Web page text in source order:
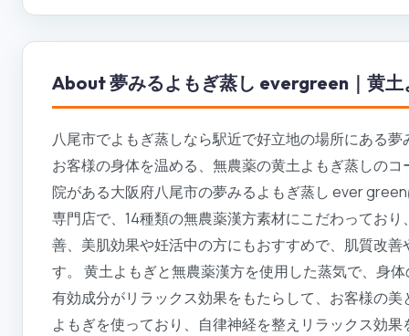
About夢みるよもぎ蒸し evergreen｜黄土
八尾市でよもぎ蒸しなら駅近で好立地の場所にある
お客様の身体を温める、無農薬の黄土よもぎ蒸しの
院がある大阪府八尾市の夢みるよもぎ蒸し ever
専門店で、14種類の無農薬漢方素材にこだわってお
善、美肌効果や妊活中の方にもおすすめで、肌質改
す。 黄土よもぎと無農薬漢方を使用した蒸気で、身
有効成分がリラックス効果をもたらして、お客様の
よもぎを使っており、自律神経を整えリラックス効